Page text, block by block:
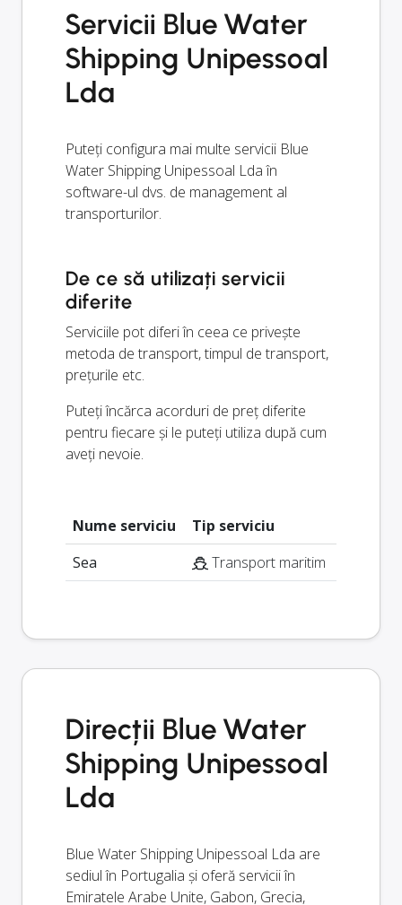
Servicii Blue Water
Shipping Unipessoal
Lda
Puteți configura mai multe servicii Blue
Water Shipping Unipessoal Lda în
software-ul dvs. de management al
transporturilor.
De ce să utilizați servicii
diferite
Serviciile pot diferi în ceea ce privește
metoda de transport, timpul de transport,
prețurile etc.
Puteți încărca acorduri de preț diferite
pentru fiecare și le puteți utiliza după cum
aveți nevoie.
Nume serviciu
Tip serviciu
Sea
Transport maritim
Direcții Blue Water
Shipping Unipessoal
Lda
Blue Water Shipping Unipessoal Lda are
sediul în Portugalia și oferă servicii în
Emiratele Arabe Unite, Gabon, Grecia,